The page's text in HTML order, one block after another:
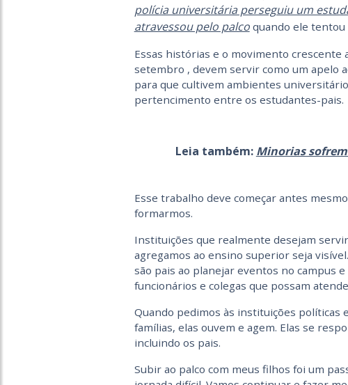
polícia universitária perseguiu um
atravessou pelo palcoquando ele tentou
Essas histórias e o movimento crescente
setembro , devem servir como um apelo
para que cultivem ambientes
pertencimento entre os estudantes-pais.
Leia também: Minorias sofrem
Esse trabalho deve começar antes
formarmos.
Instituições que realmente desejam
agregamos ao ensino superior seja
são pais ao planejar eventos no campus
funcionários e colegas que possam
Quando pedimos às instituições políticas
famílias, elas ouvem e agem. Elas se
incluindo os pais.
Subir ao palco com meus filhos foi um